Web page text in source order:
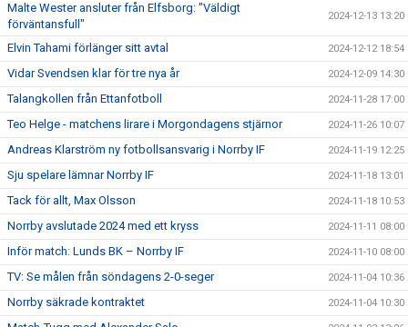
Malte Wester ansluter från Elfsborg: "Väldigt
förväntansfull"
2024-12-13 13:20
Elvin Tahami förlänger sitt avtal 2024-12-12 18:54
Vidar Svendsen klar för tre nya år 2024-12-09 14:30
Talangkollen från Ettanfotboll 2024-11-28 17:00
Teo Helge - matchens lirare i Morgondagens stjärnor 2024-11-26 10:07
Andreas Klarström ny fotbollsansvarig i Norrby IF 2024-11-19 12:25
Sju spelare lämnar Norrby IF 2024-11-18 13:01
Tack för allt, Max Olsson 2024-11-18 10:53
Norrby avslutade 2024 med ett kryss 2024-11-11 08:00
Inför match: Lunds BK – Norrby IF 2024-11-10 08:00
TV: Se målen från söndagens 2-0-seger 2024-11-04 10:36
Norrby säkrade kontraktet 2024-11-04 10:30